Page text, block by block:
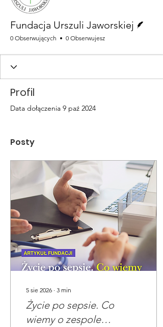
Fundacja Urszuli Jaworskiej
0 Obserwujących 0 Obserwujesz
Profil
Data dołączenia 9 paź 2024
Posty
5 sie 2026 ∙ 3 min
Życie po sepsie. Co
wiemy o zespole